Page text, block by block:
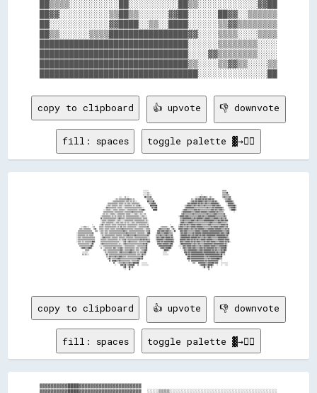
██▒▒▒▒░░░░░░░░░░██░░░░░░░░░░██▒▒░░░░░░░░░░░░▓▓██
██▓▓░░░░░░░░░░▒▒██▒▒░░░░░░▓▓██░░░░░░██▓▓░░▒▒▒▒▒▒
██░░░░░░░░░░░░▓▓████░░▒▒░░████░░░░░░▒▒▓▓▒▒▒▒▒▒▒▒
██▒▒░░░░░░▒▒▒▒████████████████▓▓░░░░▒▒▒▒░░░░▒▒▒▒
██████████████████████████████░░░░░░▒▒▒▒▒▒▒▒░░░░
██████████████████████████████░░░░▓▓▒▒▒▒▒▒▒▒░░░░
██████████████████████████████▒▒░░░░▒▒▓▓▒▒░░░░▒▒
copy to clipboard 👍 upvote 👎 downvote
fill: spaces toggle palette ▓→✊🏽
copy to clipboard 👍 upvote 👎 downvote
fill: spaces toggle palette ▓→✊🏽
▓▓▓▓▓▓▓▓▓▓████▓▓▓▓▓▓▓▓▓▓▓▓▓▓▓▓▓▓▓▓▓▓
▓▓▓▓▓▓▓▓▓▓████▓▓▓▓▓▓▓▓▓▓▓▓▓▓▓▓▓▓▓▓▓▓  ░░░░▒▒▒▒░░░░░░░░░░░░░░░░░░░░░░░░░░░░░░░░░░░░░░